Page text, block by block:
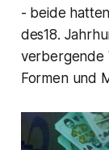
- beide
des18.
verbergende
Formen und